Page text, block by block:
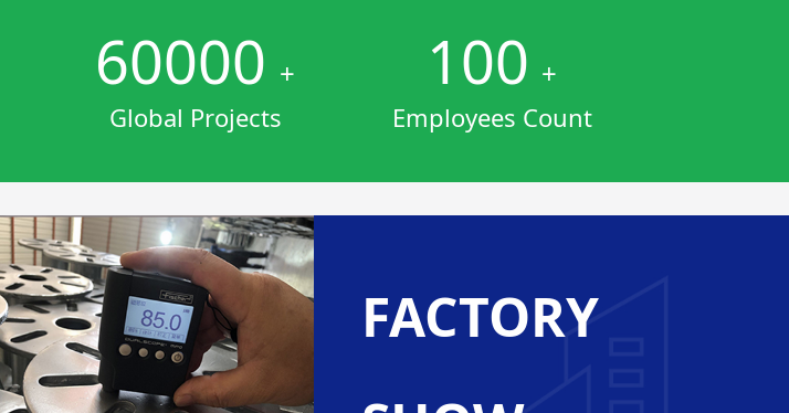
60000 +
Global Projects
100 +
Employees Count
FACTORY